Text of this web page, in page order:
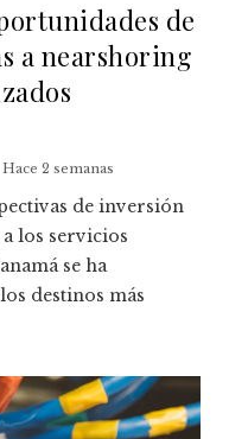
de
a nearshoring
Hace 2 semanas
de inversión
los servicios
se ha
destinos más